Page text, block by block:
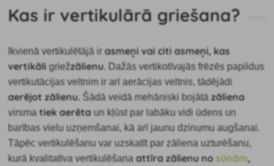
Kas ir vertikulārā griešana?
Ikvienā vertikulētājā irasmeņi vai citi asmeņi, kas
vertikāli griežzālienu. Dažās vertikotīvajās frēzēs papildus
vertikutācijas veltnim ir arī aerācijas veltnis, tādējādi
aerējot zālienu. Šādā veidā mehāniski bojātāzāliena
virsmatiek aerēta un kļūst par labāku vidi ūdens un
barības vielu uzņemšanai, kā arī jaunu dzinumu augšanai.
Tāpēc vertikulēšanu var uzskatīt par zāliena uzturēšanu,
kurā kvalitatīva vertikulēšana attīra zālienu no sūnām,